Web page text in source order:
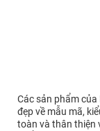
Các sản phẩm
đẹp về mẫu mã,
toàn và thân thiện